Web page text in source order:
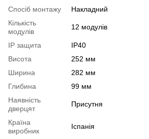
Спосіб монтажу
Накладний
Кількість
модулів
12 модулів
IP защита
IP40
Висота
252 мм
Ширина
282 мм
Глибина
99 мм
Наявність
дверцят
Присутня
Країна
виробник
Іспанія